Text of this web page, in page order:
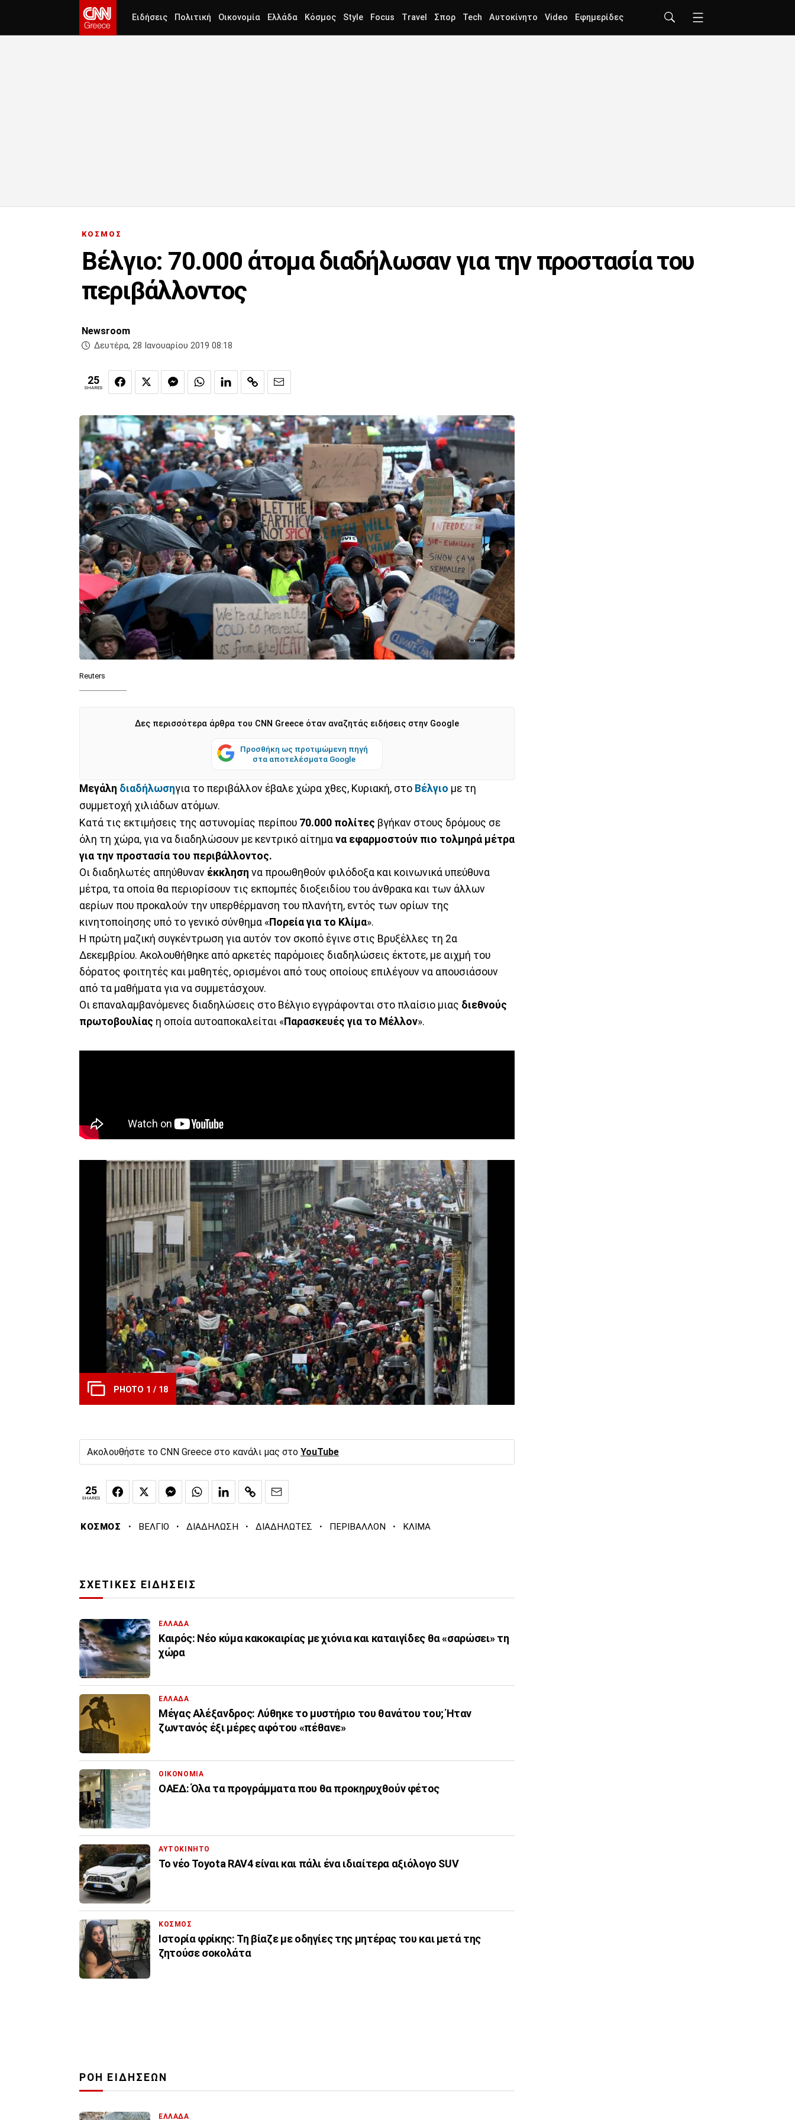
Ειδήσεις Πολιτική Οικονομία Ελλάδα Κόσμος Style Focus Travel Σπορ Tech Αυτοκίνητο Video Εφημερίδες
ΚΟΣΜΟΣ
Βέλγιο: 70.000 άτομα διαδήλωσαν για την προστασία του
περιβάλλοντος
Newsroom
Δευτέρα, 28 Ιανουαρίου 2019 08:18
25
SHARES
Reuters
Δες περισσότερα άρθρα του CNN Greece όταν αναζητάς ειδήσεις στην Google
Προσθήκη ως προτιμώμενη πηγή
στα αποτελέσματα Google
Μεγάλη διαδήλωσηγια το περιβάλλον έβαλε χώρα χθες, Κυριακή, στο Βέλγιο με τη
συμμετοχή χιλιάδων ατόμων.
Κατά τις εκτιμήσεις της αστυνομίας περίπου 70.000 πολίτες βγήκαν στους δρόμους σε
όλη τη χώρα, για να διαδηλώσουν με κεντρικό αίτημα να εφαρμοστούν πιο τολμηρά μέτρα
για την προστασία του περιβάλλοντος.
Οι διαδηλωτές απηύθυναν έκκληση να προωθηθούν φιλόδοξα και κοινωνικά υπεύθυνα
μέτρα, τα οποία θα περιορίσουν τις εκπομπές διοξειδίου του άνθρακα και των άλλων
αερίων που προκαλούν την υπερθέρμανση του πλανήτη, εντός των ορίων της
κινητοποίησης υπό το γενικό σύνθημα «Πορεία για το Κλίμα».
Η πρώτη μαζική συγκέντρωση για αυτόν τον σκοπό έγινε στις Βρυξέλλες τη 2α
Δεκεμβρίου. Ακολουθήθηκε από αρκετές παρόμοιες διαδηλώσεις έκτοτε, με αιχμή του
δόρατος φοιτητές και μαθητές, ορισμένοι από τους οποίους επιλέγουν να απουσιάσουν
από τα μαθήματα για να συμμετάσχουν.
Οι επαναλαμβανόμενες διαδηλώσεις στο Βέλγιο εγγράφονται στο πλαίσιο μιας διεθνούς
πρωτοβουλίας η οποία αυτοαποκαλείται «Παρασκευές για το Μέλλον».
PHOTO 1 / 18
Ακολουθήστε το CNN Greece στο κανάλι μας στο YouTube
25
SHARES
ΚΟΣΜΟΣ · ΒΕΛΓΙΟ · ΔΙΑΔΗΛΩΣΗ · ΔΙΑΔΗΛΩΤΕΣ · ΠΕΡΙΒΑΛΛΟΝ · ΚΛΙΜΑ
ΣΧΕΤΙΚΕΣ ΕΙΔΗΣΕΙΣ
ΕΛΛΑΔΑ
Καιρός: Νέο κύμα κακοκαιρίας με χιόνια και καταιγίδες θα «σαρώσει» τη
χώρα
ΕΛΛΑΔΑ
Μέγας Αλέξανδρος: Λύθηκε το μυστήριο του θανάτου του; Ήταν
ζωντανός έξι μέρες αφότου «πέθανε»
ΟΙΚΟΝΟΜΙΑ
ΟΑΕΔ: Όλα τα προγράμματα που θα προκηρυχθούν φέτος
ΑΥΤΟΚΙΝΗΤΟ
Το νέο Toyota RAV4 είναι και πάλι ένα ιδιαίτερα αξιόλογο SUV
ΚΟΣΜΟΣ
Ιστορία φρίκης: Τη βίαζε με οδηγίες της μητέρας του και μετά της
ζητούσε σοκολάτα
ΡΟΗ ΕΙΔΗΣΕΩΝ
ΕΛΛΑΔΑ